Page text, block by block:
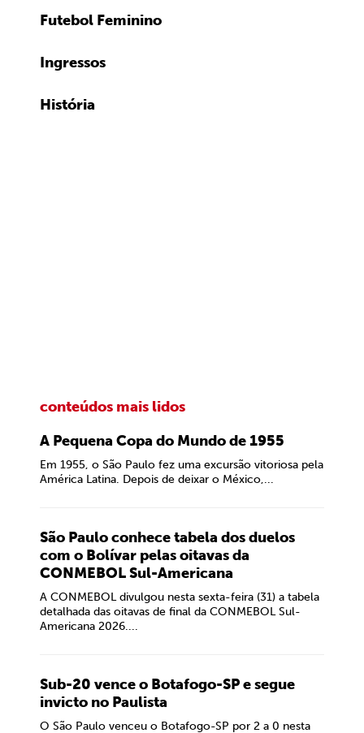
Futebol Feminino
Ingressos
História
conteúdos mais lidos
A Pequena Copa do Mundo de 1955
Em 1955, o São Paulo fez uma excursão vitoriosa pela
América Latina. Depois de deixar o México,...
São Paulo conhece tabela dos duelos
com o Bolívar pelas oitavas da
CONMEBOL Sul-Americana
A CONMEBOL divulgou nesta sexta-feira (31) a tabela
detalhada das oitavas de final da CONMEBOL Sul-
Americana 2026....
Sub-20 vence o Botafogo-SP e segue
invicto no Paulista
O São Paulo venceu o Botafogo-SP por 2 a 0 nesta